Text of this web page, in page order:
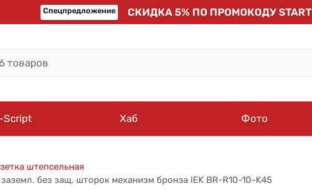
Спецпредложение СКИДКА 5% ПО ПРОМОКОДУ START
Script Хаб Фото
штепсельная
без защ. шторок механизм бронза IEK BR-R10-10-K45